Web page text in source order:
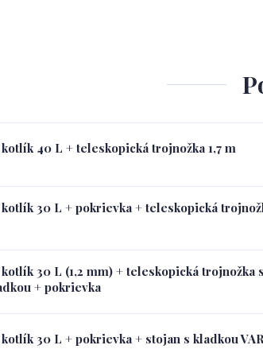
40 L + teleskopická trojnožka 1,7 m
30 L + pokrievka + teleskopická
30 L (1,2 mm) + teleskopická trojnožka s
+ pokrievka
30 L + pokrievka + stojan s kladkou VAR